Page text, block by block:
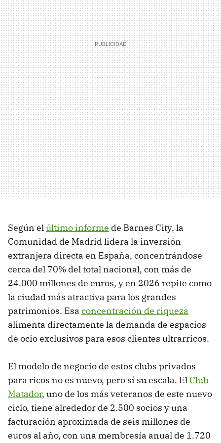
Según elúltimo informe de Barnes City, la
Comunidad de Madrid lidera la inversión
extranjera directa en España, concentrándose
cerca del 70% del total nacional, con más de
24.000 millones de euros, y en 2026 repite como
la ciudad más atractiva para los grandes
patrimonios. Esa concentración de riqueza
alimenta directamente la demanda de espacios
de ocio exclusivos para esos clientes ultrarricos.
El modelo de negocio de estos clubs privados
para ricos no es nuevo, pero sí su escala. El Club
Matador, uno de los más veteranos de este nuevo
ciclo, tiene alrededor de 2.500 socios y una
facturación aproximada de seis millones de
euros al año, con una membresía anual de 1.720